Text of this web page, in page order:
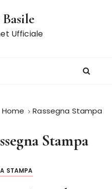
Ufficiale
Home Rassegna Stampa
Stampa
STAMPA